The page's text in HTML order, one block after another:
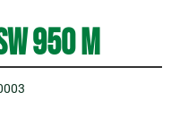
950 M